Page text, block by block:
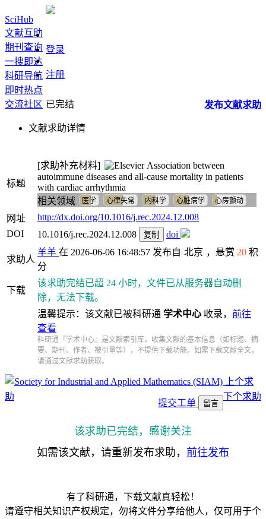
SciHub
文献互助
期刊查询
一搜即达
科研导航
即时热点
交流社区
登录
注册
发布文献求助
已完结
文献求助详情
标题
[求助补充材料]
Association between
autoimmune diseases and all-cause mortality in patients
with cardiac arrhythmia
相关领域
医学 心律失常 内科学 心脏病学 心房颤动
网址
http://dx.doi.org/10.1016/j.rec.2024.12.008
DOI
10.1016/j.rec.2024.12.008 复制 doi
求助人
羊羊 在 2026-06-06 16:48:57 发布自 北京 ，悬赏 20 积
分
下载
该求助完结已超 24 小时，文件已从服务器自动删
除，无法下载。
温馨提示：该文献已被科研通 学术中心 收录， 前往
查看
科研通『学术中心』是文献索引库，收集文献的基本信息（如标题、摘
要、期刊、作者、被引量等），不提供下载功能。如需下载文献全文，
请通过文献求助获取。
上个求
助
下个求助
提交工单 留言
该求助已完结，感谢关注
如需该文献，请重新发布求助， 前往发布
有了科研通，下载文献真轻松！
请遵守相关知识产权规定，勿将文件分享给他人，仅可用于个